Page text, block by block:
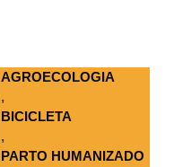
AGROECOLOGIA
,
BICICLETA
,
PARTO HUMANIZADO